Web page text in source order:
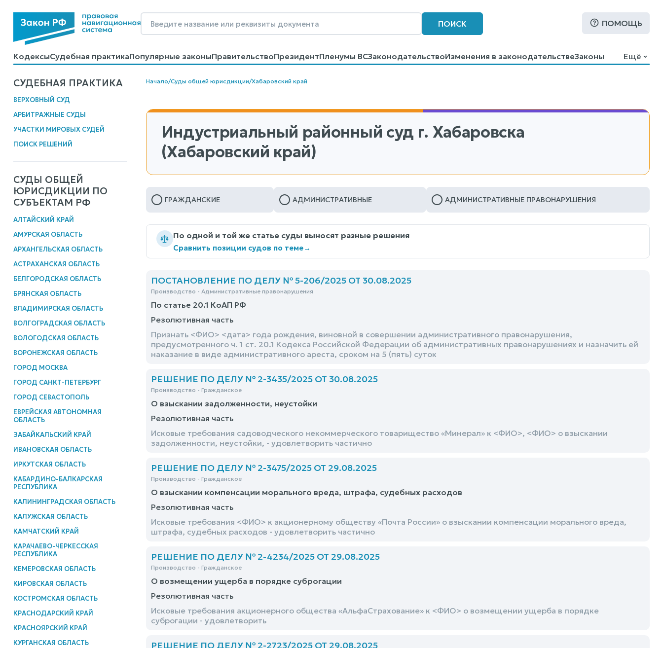
ПОИСК ПОМОЩЬ
КодексыСудебная практикаПопулярные законыПравительствоПрезидентПленумы ВСЗаконодательствоИзменения в законодательствеЗаконы
КалькуляторыСправочные материалыОбразцы договоровКонтактыПомощьПоиск
Ещё
СУДЕБНАЯ ПРАКТИКА
ВЕРХОВНЫЙ СУД
АРБИТРАЖНЫЕ СУДЫ
УЧАСТКИ МИРОВЫХ СУДЕЙ
ПОИСК РЕШЕНИЙ
СУДЫ ОБЩЕЙ
ЮРИСДИКЦИИ ПО
СУБЪЕКТАМ РФ
АЛТАЙСКИЙ КРАЙ
АМУРСКАЯ ОБЛАСТЬ
АРХАНГЕЛЬСКАЯ ОБЛАСТЬ
АСТРАХАНСКАЯ ОБЛАСТЬ
БЕЛГОРОДСКАЯ ОБЛАСТЬ
БРЯНСКАЯ ОБЛАСТЬ
ВЛАДИМИРСКАЯ ОБЛАСТЬ
ВОЛГОГРАДСКАЯ ОБЛАСТЬ
ВОЛОГОДСКАЯ ОБЛАСТЬ
ВОРОНЕЖСКАЯ ОБЛАСТЬ
ГОРОД МОСКВА
ГОРОД САНКТ-ПЕТЕРБУРГ
ГОРОД СЕВАСТОПОЛЬ
ЕВРЕЙСКАЯ АВТОНОМНАЯ
ОБЛАСТЬ
ЗАБАЙКАЛЬСКИЙ КРАЙ
ИВАНОВСКАЯ ОБЛАСТЬ
ИРКУТСКАЯ ОБЛАСТЬ
КАБАРДИНО-БАЛКАРСКАЯ
РЕСПУБЛИКА
КАЛИНИНГРАДСКАЯ ОБЛАСТЬ
КАЛУЖСКАЯ ОБЛАСТЬ
КАМЧАТСКИЙ КРАЙ
КАРАЧАЕВО-ЧЕРКЕССКАЯ
РЕСПУБЛИКА
КЕМЕРОВСКАЯ ОБЛАСТЬ
КИРОВСКАЯ ОБЛАСТЬ
КОСТРОМСКАЯ ОБЛАСТЬ
КРАСНОДАРСКИЙ КРАЙ
КРАСНОЯРСКИЙ КРАЙ
КУРГАНСКАЯ ОБЛАСТЬ
Начало/Суды общей юрисдикции/Хабаровский край
Индустриальный районный суд г. Хабаровска
(Хабаровский край)
ГРАЖДАНСКИЕ АДМИНИСТРАТИВНЫЕ АДМИНИСТРАТИВНЫЕ ПРАВОНАРУШЕНИЯ
По одной и той же статье суды выносят разные решения
Сравнить позиции судов по теме→
ПОСТАНОВЛЕНИЕ ПО ДЕЛУ № 5-206/2025 ОТ 30.08.2025
Производство - Административные правонарушения
По статье 20.1 КоАП РФ
Резолютивная часть
Признать <ФИО> <дата> года рождения, виновной в совершении административного правонарушения,
предусмотренного ч. 1 ст. 20.1 Кодекса Российской Федерации об административных правонарушениях и назначить ей
наказание в виде административного ареста, сроком на 5 (пять) суток
РЕШЕНИЕ ПО ДЕЛУ № 2-3435/2025 ОТ 30.08.2025
Производство - Гражданское
О взыскании задолженности, неустойки
Резолютивная часть
Исковые требования садоводческого некоммерческого товарищество «Минерал» к <ФИО>, <ФИО> о взыскании
задолженности, неустойки, - удовлетворить частично
РЕШЕНИЕ ПО ДЕЛУ № 2-3475/2025 ОТ 29.08.2025
Производство - Гражданское
О взыскании компенсации морального вреда, штрафа, судебных расходов
Резолютивная часть
Исковые требования <ФИО> к акционерному обществу «Почта России» о взыскании компенсации морального вреда,
штрафа, судебных расходов - удовлетворить частично
РЕШЕНИЕ ПО ДЕЛУ № 2-4234/2025 ОТ 29.08.2025
Производство - Гражданское
О возмещении ущерба в порядке суброгации
Резолютивная часть
Исковые требования акционерного общества «АльфаСтрахование» к <ФИО> о возмещении ущерба в порядке
суброгации - удовлетворить
РЕШЕНИЕ ПО ДЕЛУ № 2-2723/2025 ОТ 29.08.2025